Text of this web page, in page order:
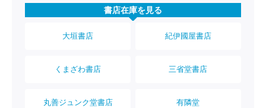
書店在庫を見る
大垣書店 紀伊國屋書店
くまざわ書店 三省堂書店
丸善ジュンク堂書店 有隣堂